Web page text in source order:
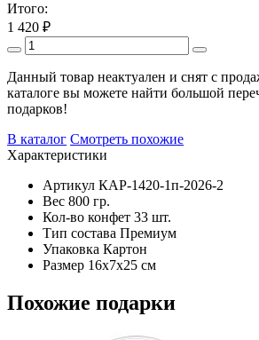
Итого:
1 420 ₽
Данный товар неактуален и снят с
каталоге вы можете найти большой
подарков!
В каталог Смотреть похожие
Характеристики
Артикул КАР-1420-1п-2026-2
Вес 800 гр.
Кол-во конфет 33 шт.
Тип состава Премиум
Упаковка Картон
Размер 16х7х25 см
Похожие подарки